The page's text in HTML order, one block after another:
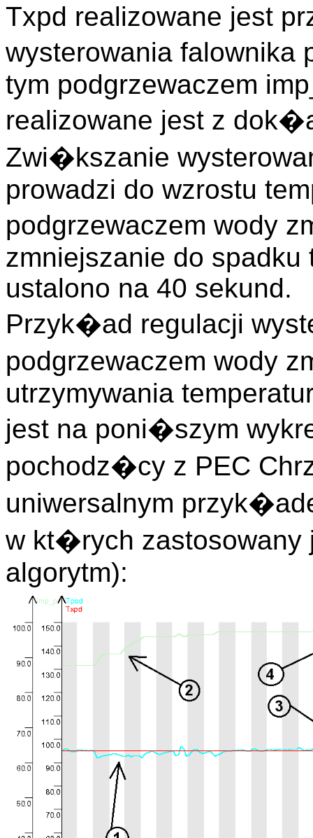
Txpd realizowane jest
wysterowania
tym podgrzewaczem
realizowane jest z
Zwi�kszanie
prowadzi do wzrostu
podgrzewaczem wody
zmniejszanie do spadku
ustalono na 40 sekund.
Przyk�ad regulacji
podgrzewaczem wody
utrzymywania
jest na poni�szym
pochodz�cy z PEC
uniwersalnym
w kt�rych
algorytm):